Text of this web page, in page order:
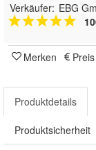
Verkäufer: EBG
Merken
Produktdetails
Produktsicherheit